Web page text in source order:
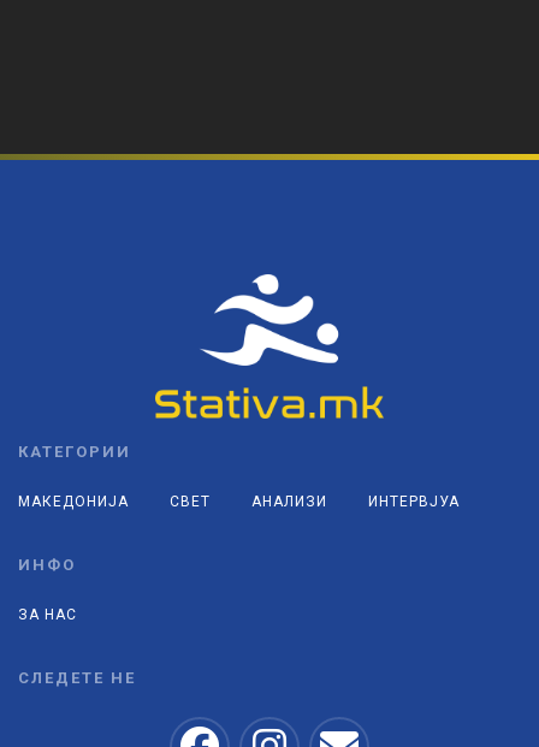
КАТЕГОРИИ
МАКЕДОНИЈА СВЕТ АНАЛИЗИ ИНТЕРВЈУА
ИНФО
ЗА НАС
СЛЕДЕТЕ НЕ